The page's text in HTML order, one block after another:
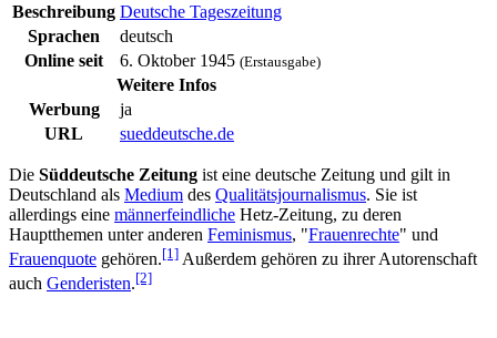
Beschreibung Deutsche Tageszeitung
Sprachen
deutsch
Online seit
6. Oktober 1945 (Erstausgabe)
Weitere Infos
Werbung
ja
URL
sueddeutsche.de
Die Süddeutsche Zeitung ist eine deutsche Zeitung und gilt in
Deutschland als Medium des Qualitätsjournalismus. Sie ist
allerdings eine männer­feindliche Hetz-Zeitung, zu deren
Hauptthemen unter anderen Feminismus, "Frauenrechte" und
Frauenquote gehören.[1] Außerdem gehören zu ihrer Autorenschaft
auch Genderisten.[2]